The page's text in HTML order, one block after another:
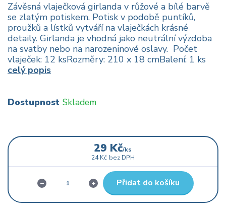
Závěsná vlaječková girlanda v růžové a bílé barvě
se zlatým potiskem. Potisk v podobě puntíků,
proužků a lístků vytváří na vlaječkách krásné
detaily. Girlanda je vhodná jako neutrální výzdoba
na svatby nebo na narozeninové oslavy. Počet
vlaječek: 12 ksRozměry: 210 x 18 cmBalení: 1 ks
celý popis
Dostupnost Skladem
29 Kč/ks
24 Kč bez DPH
Přidat do košíku